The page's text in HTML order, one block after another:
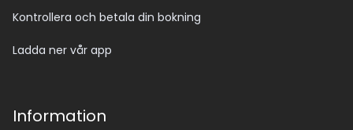
Kontrollera och betala din bokning
Ladda ner vår app
Information